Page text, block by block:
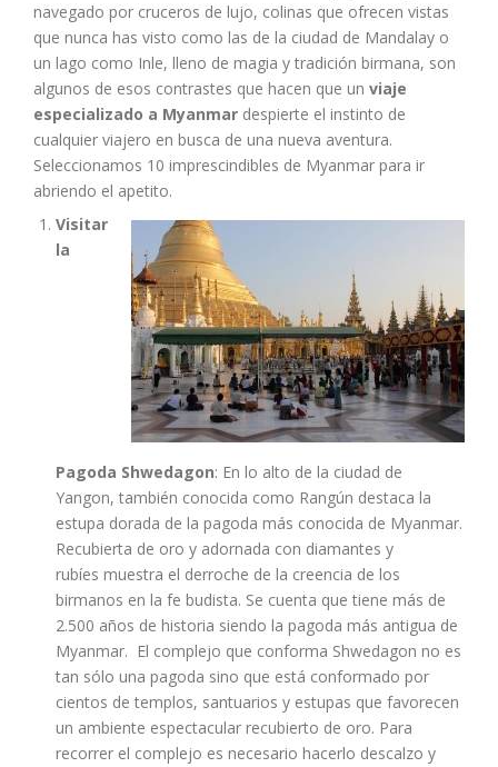
navegado por cruceros de lujo, colinas que ofrecen vistas
que nunca has visto como las de la ciudad de Mandalay o
un lago como Inle, lleno de magia y tradición birmana, son
algunos de esos contrastes que hacen que unviaje
especializado a Myanmar despierte el instinto de
cualquier viajero en busca de una nueva aventura.
Seleccionamos 10 imprescindibles de Myanmar para ir
abriendo el apetito.
Visitar
la
Pagoda Shwedagon: En lo alto de la ciudad de
Yangon, también conocida como Rangún destaca la
estupa dorada de la pagoda más conocida de Myanmar.
Recubierta de oro y adornada con diamantes y
rubíes muestra el derroche de la creencia de los
birmanos en la fe budista. Se cuenta que tiene más de
2.500 años de historia siendo la pagoda más antigua de
Myanmar. El complejo que conforma Shwedagon no es
tan sólo una pagoda sino que está conformado por
cientos de templos, santuarios y estupas que favorecen
un ambiente espectacular recubierto de oro. Para
recorrer el complejo es necesario hacerlo descalzo y